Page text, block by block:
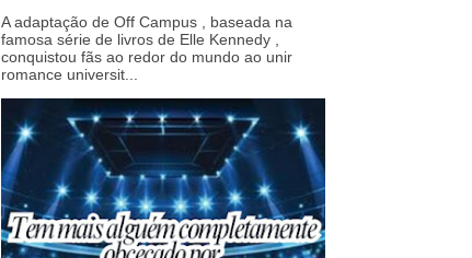
A adaptação de Off Campus , baseada na
famosa série de livros de Elle Kennedy ,
conquistou fãs ao redor do mundo ao unir
romance universit...